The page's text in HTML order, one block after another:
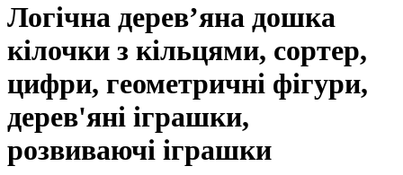
Логічна дерев’яна дошка
кілочки з кільцями, сортер,
цифри, геометричні фігури,
дерев'яні іграшки,
розвиваючі іграшки